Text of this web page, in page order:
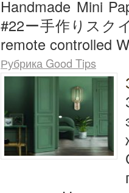
Handmade Mini
#22ー手作りスク
remote controlled
Рубрика Good Tips